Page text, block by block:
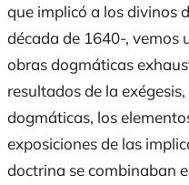
que implicó a los divinos
década de 1640-, vemos
obras dogmáticas
resultados de la
dogmáticas, los
exposiciones de las
doctrina se combinaban